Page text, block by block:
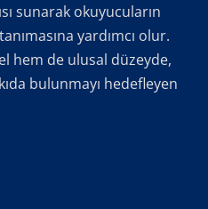
sunarak okuyucuların
yardımcı olur.
hem de ulusal düzeyde,
bulunmayı hedefleyen